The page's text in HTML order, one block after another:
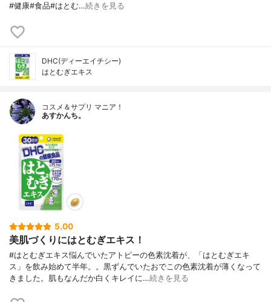
#健康#食品#はとむ…続きを見る
DHC(ディーエイチシー)
はとむぎエキス
コスメ＆サプリ マニア！
あすかんち。
5.00
美肌づくりにはとむぎエキス！
#はとむぎエキス悩んでいたアトピーの色素沈着が、「はとむぎエキ
ス」を飲み始めて半年。。黒ずんでいたおでこの色素沈着が薄くなって
きました。肌もなんだか白くキレイに…続きを見る